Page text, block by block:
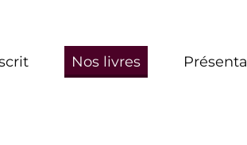
Nos livres Présentation